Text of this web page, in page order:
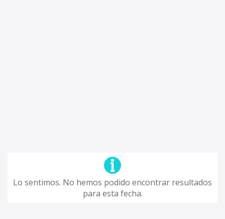
Lo sentimos. No hemos podido encontrar resultados
para esta fecha.